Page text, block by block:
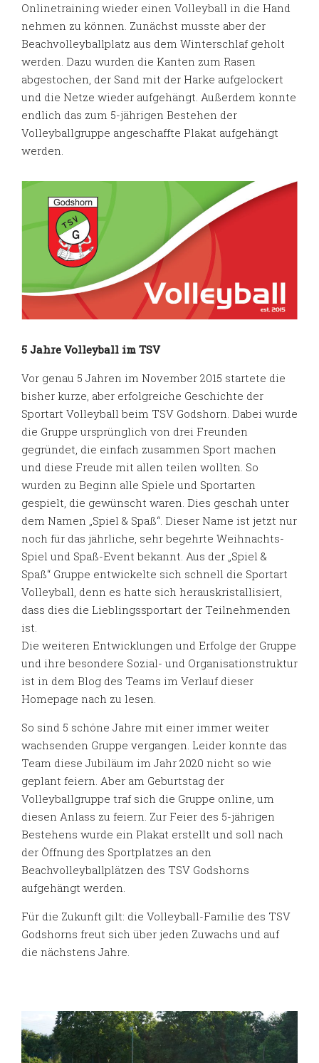
Onlinetraining wieder einen Volleyball in die Hand
nehmen zu können. Zunächst musste aber der
Beachvolleyballplatz aus dem Winterschlaf geholt
werden. Dazu wurden die Kanten zum Rasen
abgestochen, der Sand mit der Harke aufgelockert
und die Netze wieder aufgehängt. Außerdem konnte
endlich das zum 5-jährigen Bestehen der
Volleyballgruppe angeschaffte Plakat aufgehängt
werden.
5 Jahre Volleyball im TSV
Vor genau 5 Jahren im November 2015 startete die
bisher kurze, aber erfolgreiche Geschichte der
Sportart Volleyball beim TSV Godshorn. Dabei wurde
die Gruppe ursprünglich von drei Freunden
gegründet, die einfach zusammen Sport machen
und diese Freude mit allen teilen wollten. So
wurden zu Beginn alle Spiele und Sportarten
gespielt, die gewünscht waren. Dies geschah unter
dem Namen „Spiel & Spaß“. Dieser Name ist jetzt nur
noch für das jährliche, sehr begehrte Weihnachts-
Spiel und Spaß-Event bekannt. Aus der „Spiel &
Spaß“ Gruppe entwickelte sich schnell die Sportart
Volleyball, denn es hatte sich herauskristallisiert,
dass dies die Lieblingssportart der Teilnehmenden
ist.
Die weiteren Entwicklungen und Erfolge der Gruppe
und ihre besondere Sozial- und Organisationstruktur
ist in dem Blog des Teams im Verlauf dieser
Homepage nach zu lesen.
So sind 5 schöne Jahre mit einer immer weiter
wachsenden Gruppe vergangen. Leider konnte das
Team diese Jubiläum im Jahr 2020 nicht so wie
geplant feiern. Aber am Geburtstag der
Volleyballgruppe traf sich die Gruppe online, um
diesen Anlass zu feiern. Zur Feier des 5-jährigen
Bestehens wurde ein Plakat erstellt und soll nach
der Öffnung des Sportplatzes an den
Beachvolleyballplätzen des TSV Godshorns
aufgehängt werden.
Für die Zukunft gilt: die Volleyball-Familie des TSV
Godshorns freut sich über jeden Zuwachs und auf
die nächstens Jahre.